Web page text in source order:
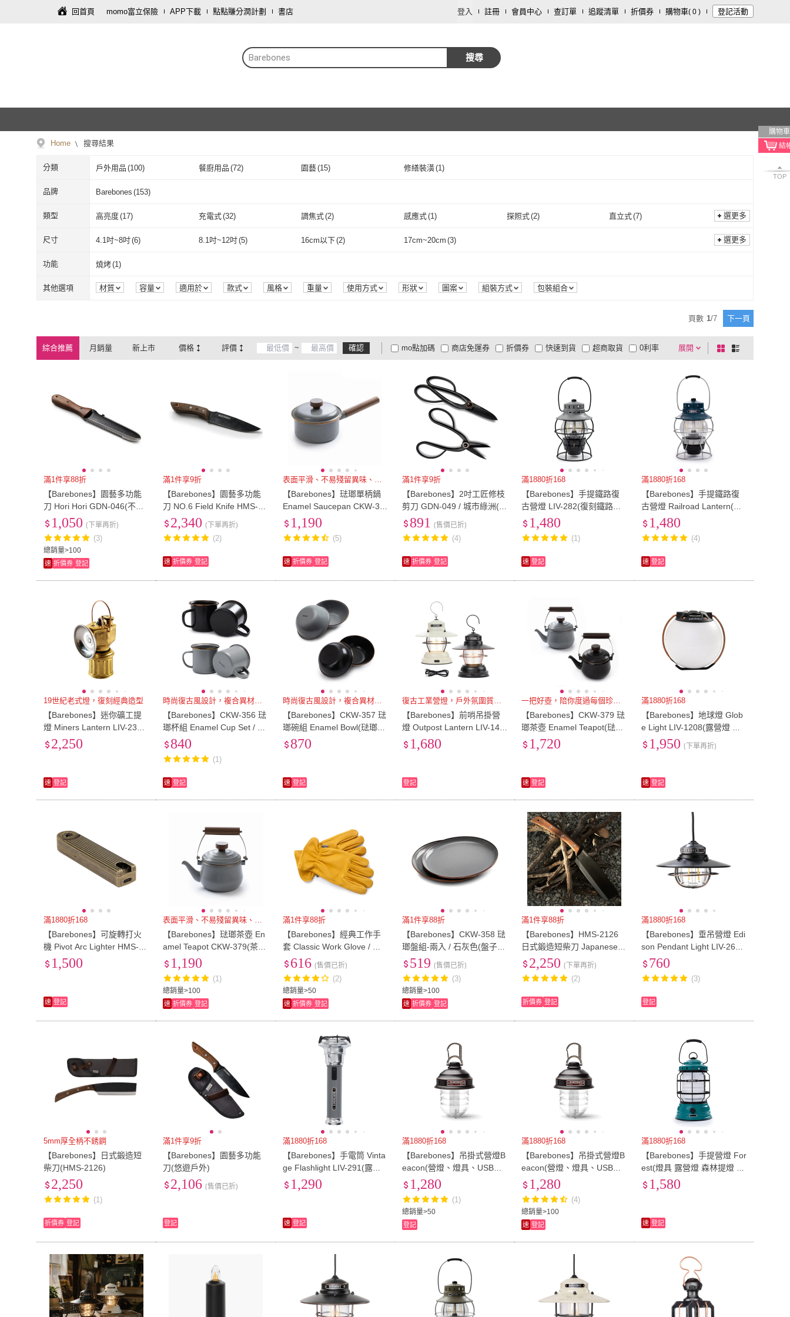
回首頁 momo富立保險 APP下載 點點賺分潤計劃 書店 登入 註冊 會員中心 查訂單 追蹤清單 折價券 購物車( 0 ) 登記活動
Barebones 搜尋
購物車
TOP
Home 搜尋結果
分類 戶外用品 (100) 餐廚用品 (72) 園藝(15) 修繕裝潢(1)
品牌 Barebones (153)
Barebones
類型 高亮度(17) 充電式(32) 調焦式(2) 感應式(1) 探照式(2) 直立式(7)
手持式 (25) 吊掛式( 32) 座式( 20) 飯碗(5)
淺盤(10
折疊(1)
高亮度 (17 充電式(32 調焦式 感應式(
手持式
淺盤 深盤(1) 水果刀 (1) 削皮刀(2) 剁刀/菜刀
選更多
尺寸 4.1吋~8吋(6) 8.1吋~12吋(5) 16cm以下(2) 17cm~20cm (3)
4.1吋~8吋
取消 選更多
功能 燒烤(1)
燒烤
其他選項 材質 容量 適用於 款式 風格 重量 使用方式 形狀 圖案 組裝方式 包裝組合
頁數 1/7 下一頁
綜合推薦 月銷量 新上市 價格 評價 ~ 確認 展開
折價券
有影片
商品有量 電視購物
mo點加碼 快速到貨 超商取貨
大家電安心配
大家電快配
商店免運券 0利率
及以上 3 及以上
棋
盤
列
滿1件享88折
【Barebones】園藝多功能
刀 Hori Hori GDN-046(不鏽
鋼、挖掘刀、園藝刀)
總銷量>100
1,050 (下單再折)
(3)
速 折價券 登記
滿1件享9折
【Barebones】園藝多功能
刀 NO.6 Field Knife HMS-21
07(不鏽鋼、挖掘刀、園藝
2,340 (下單再折)
(2)
速 折價券 登記
表面平滑、不易殘留異味、好清理
【Barebones】琺瑯單柄鍋
Enamel Saucepan CKW-37
7(鍋具、湯鍋、露營炊具)
1,190
(5)
速 折價券 登記
滿1件享9折
【Barebones】2吋工匠修枝
剪刀 GDN-049 / 城市綠洲(不
鏽鋼剪刀、園藝剪刀、花
剪、樹枝剪)
891 (售價已折)
(4)
速 折價券 登記
滿1880折168
【Barebones】手提鐵路復
古營燈 LIV-282(復刻鐵路燈
露營燈 燈具 戶外照明 USB
充電 照明設備)
1,480
(1)
速 登記
滿1880折168
【Barebones】手提鐵路復
古營燈 Railroad Lantern(燈
具 鐵路燈 露營燈 照明設備)
1,480
(4)
速 登記
19世紀老式燈，復刻經典造型
【Barebones】迷你礦工提
燈 Miners Lantern LIV-230
(露營提燈 復古手提燈 復古
油燈 礦工燈)
2,250
速 登記
時尚復古風設計，複合異材質工藝
【Barebones】CKW-356 琺
瑯杯組 Enamel Cup Set / 14
oz(琺瑯杯 琺瑯馬克杯 露營
840
(1)
速 登記
時尚復古風設計，複合異材質工藝
【Barebones】CKW-357 琺
瑯碗組 Enamel Bowl(琺瑯碗
琺瑯飯碗 露營吃飯碗 搪瓷碗
870
速 登記
復古工業營燈，戶外氛圍質感首選
【Barebones】前哨吊掛營
燈 Outpost Lantern LIV-140
LIV-141 吊掛露營燈 USB氛
圍燈 復古工業風桌燈
1,680
登記
一把好壺，陪你度過每個珍貴時刻
【Barebones】CKW-379 琺
瑯茶壺 Enamel Teapot(琺瑯
壺 煮水壺 直火燒水壺 咖啡
壺 戶外露營)
1,720
速 登記
滿1880折168
【Barebones】地球燈 Glob
e Light LIV-1208(露營燈 裝
飾燈 旅遊 閱讀燈 燈具)
1,950 (下單再折)
速 登記
滿1880折168
【Barebones】可旋轉打火
機 Pivot Arc Lighter HMS-21
45(露營 手持 生火 起火 點火
烤肉 燒烤)
1,500
速 登記
表面平滑、不易殘留異味、好清理
【Barebones】琺瑯茶壺 En
amel Teapot CKW-379(茶
具、煮水壺、露營炊具)
總銷量>100
1,190
(1)
速 折價券 登記
滿1件享88折
【Barebones】經典工作手
套 Classic Work Glove / 原
色-黃(防刺傷 牛皮手套 園藝
總銷量>50
616 (售價已折)
(2)
速 折價券 登記
滿1件享88折
【Barebones】CKW-358 琺
瑯盤組-兩入 / 石灰色(盤子
餐盤 餐具 備料盤)
總銷量>100
519 (售價已折)
(3)
速 折價券 登記
滿1件享88折
【Barebones】HMS-2126
日式鍛造短柴刀 Japanese N
ata Hatchet(刀子 斧頭 戶外
野營)
2,250 (下單再折)
(2)
折價券 登記
滿1880折168
【Barebones】垂吊營燈 Edi
son Pendant Light LIV-264.
266.268(燈具、USB充電、
760
(3)
登記
5mm厚全柄不銹鋼
【Barebones】日式鍛造短
柴刀(HMS-2126)
2,250
(1)
折價券 登記
滿1件享9折
【Barebones】園藝多功能
刀(悠遊戶外)
2,106 (售價已折)
登記
滿1880折168
【Barebones】手電筒 Vinta
ge Flashlight LIV-291(露營
燈 燈具 戶外照明 USB充電
照明設備)
1,290
速 登記
滿1880折168
【Barebones】吊掛式營燈B
eacon(營燈、燈具、USB充
電、照明設備)
總銷量>50
1,280
(1)
登記
滿1880折168
【Barebones】吊掛式營燈B
eacon(營燈、燈具、USB充
電、照明設備)
總銷量>100
1,280
(4)
速 登記
滿1880折168
【Barebones】手提營燈 For
est(燈具 露營燈 森林提燈 照
明設備)
1,580
速 登記